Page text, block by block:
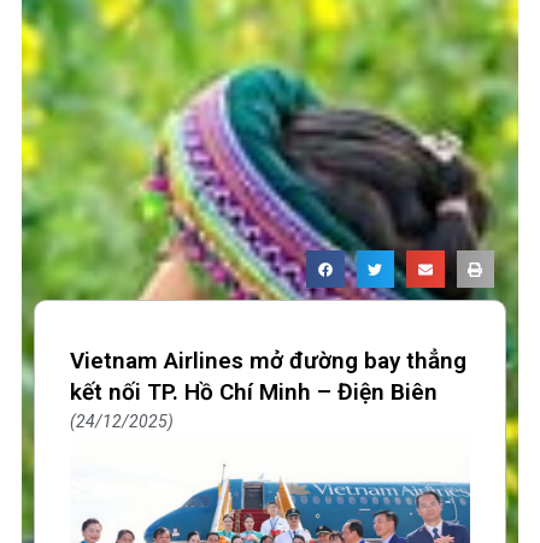
Vietnam Airlines mở đường bay thẳng
kết nối TP. Hồ Chí Minh – Điện Biên
24/12/2025